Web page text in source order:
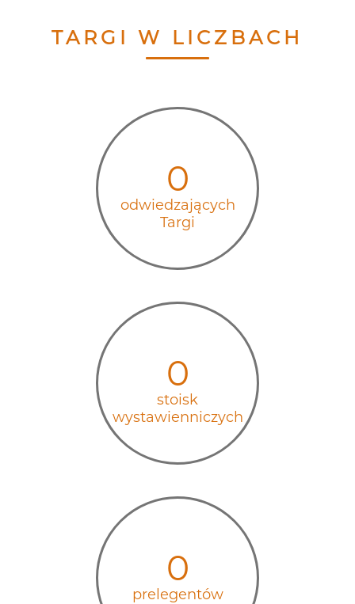
TARGI W LICZBACH
0
odwiedzających
Targi
0
stoisk
wystawienniczych
0
prelegentów